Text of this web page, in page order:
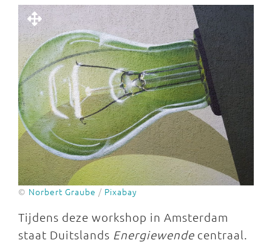
© Norbert Graube / Pixabay
Tijdens deze workshop in Amsterdam
staat Duitslands Energiewende centraal.